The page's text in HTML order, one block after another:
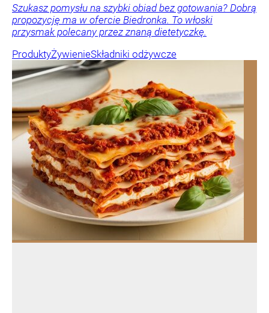
Szukasz pomysłu na szybki obiad bez gotowania? Dobrą
propozycję ma w ofercie Biedronka. To włoski
przysmak polecany przez znaną dietetyczkę.
ProduktyŻywienieSkładniki odżywcze